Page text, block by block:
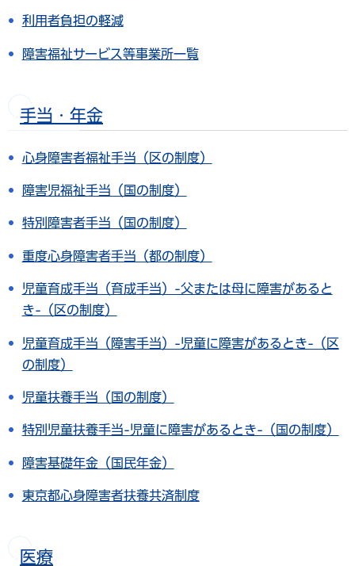
利用者負担の軽減
障害福祉サービス等事業所一覧
手当・年金
心身障害者福祉手当（区の制度）
障害児福祉手当（国の制度）
特別障害者手当（国の制度）
重度心身障害者手当（都の制度）
児童育成手当（育成手当）-父または母に障害があると
き-（区の制度）
児童育成手当（障害手当）-児童に障害があるとき-（区
の制度）
児童扶養手当（国の制度）
特別児童扶養手当-児童に障害があるとき-（国の制度）
障害基礎年金（国民年金）
東京都心身障害者扶養共済制度
医療